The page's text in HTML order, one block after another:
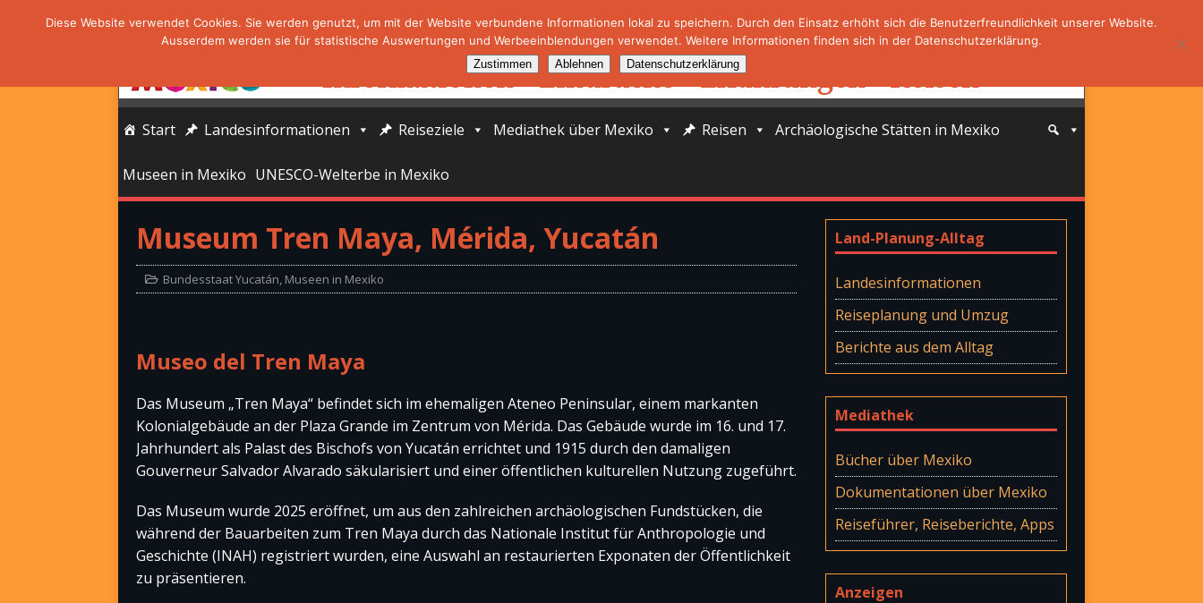
Start Landesinformationen Reiseziele Mediathek über Mexiko Reisen Archäologische Stätten in Mexiko
Museen in Mexiko UNESCO-Welterbe in Mexiko
Museum Tren Maya, Mérida, Yucatán
Bundesstaat Yucatán, Museen in Mexiko
Museo del Tren Maya
Das Museum „Tren Maya“ befindet sich im ehemaligen Ateneo Peninsular, einem markanten
Kolonialgebäude an der Plaza Grande im Zentrum von Mérida. Das Gebäude wurde im 16. und 17.
Jahrhundert als Palast des Bischofs von Yucatán errichtet und 1915 durch den damaligen
Gouverneur Salvador Alvarado säkularisiert und einer öffentlichen kulturellen Nutzung zugeführt.
Das Museum wurde 2025 eröffnet, um aus den zahlreichen archäologischen Fundstücken, die
während der Bauarbeiten zum Tren Maya durch das Nationale Institut für Anthropologie und
Geschichte (INAH) registriert wurden, eine Auswahl an restaurierten Exponaten der Öffentlichkeit
zu präsentieren.
Land-Planung-Alltag
Landesinformationen
Reiseplanung und Umzug
Berichte aus dem Alltag
Mediathek
Bücher über Mexiko
Dokumentationen über Mexiko
Reiseführer, Reiseberichte, Apps
Anzeigen
Diese Website verwendet Cookies. Sie werden genutzt, um mit der Website verbundene Informationen lokal zu speichern. Durch den Einsatz erhöht sich die Benutzerfreundlichkeit unserer Website.
Ausserdem werden sie für statistische Auswertungen und Werbeeinblendungen verwendet. Weitere Informationen finden sich in der Datenschutzerklärung.
Zustimmen Ablehnen Datenschutzerklärung